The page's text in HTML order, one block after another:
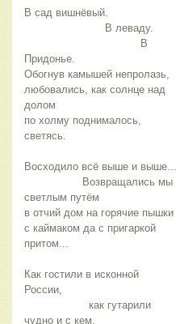
В сад вишнёвый.
                         В леваду.
Придонье.
Обогнув камышей непролазь,
любовались, как солнце над
долом
по холму поднималось,
светясь.
светлым путём
в отчий дом на горячие пышки
с каймаком да с пригаркой
притом...
Как гостили в исконной
России,
чудно и с кем,